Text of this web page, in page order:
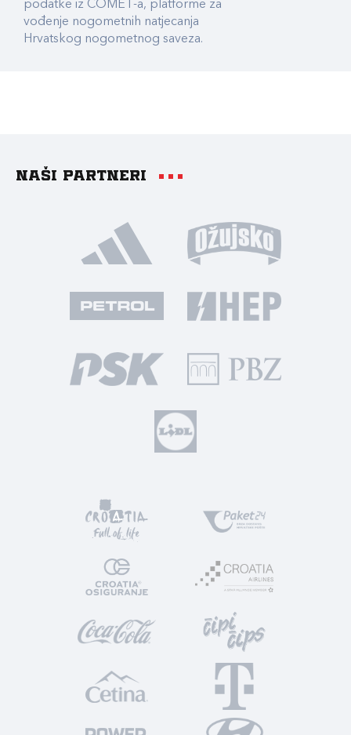
podatke iz COMET-a, platforme za
vođenje nogometnih natjecanja
Hrvatskog nogometnog saveza.
Naši partneri